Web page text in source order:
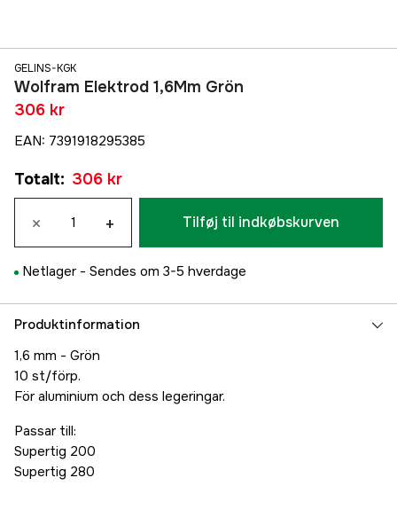
GELINS-KGK
Wolfram Elektrod 1,6Mm Grön
306 kr
EAN: 7391918295385
Totalt: 306 kr
× + Tilføj til indkøbskurven
Netlager - Sendes om 3-5 hverdage
Produktinformation
1,6 mm - Grön
10 st/förp.
För aluminium och dess legeringar.
Passar till:
Supertig 200
Supertig 280